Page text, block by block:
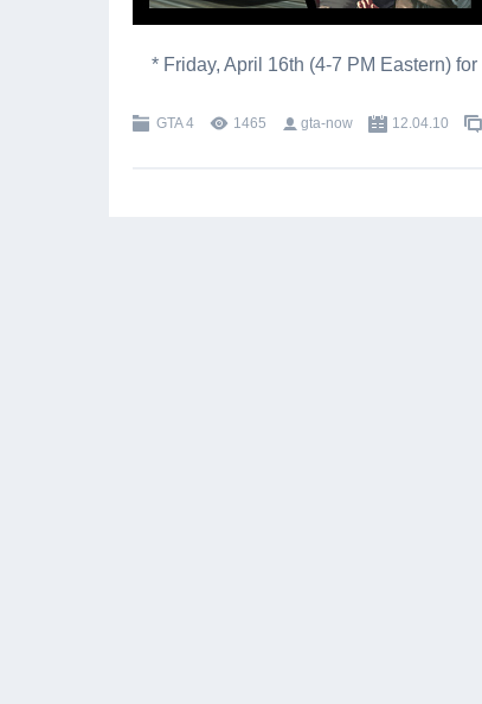
* Friday, April 16th (4-7 PM Eastern) for
GTA 4 1465 gta-now 12.04.10